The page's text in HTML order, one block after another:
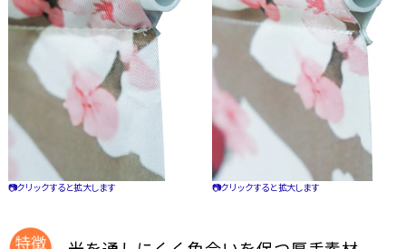
📷クリックすると拡大します 📷クリックすると拡大します